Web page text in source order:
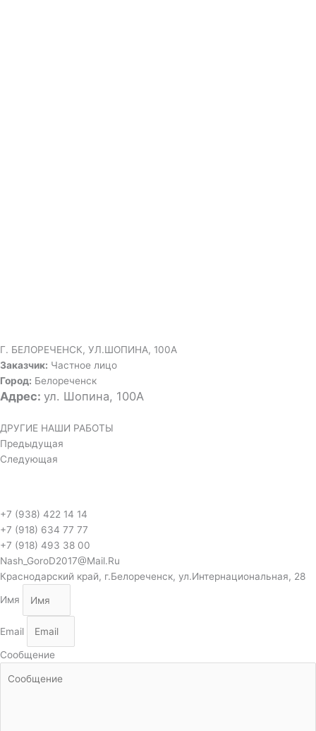
Г. БЕЛОРЕЧЕНСК, УЛ.ШОПИНА, 100А
Заказчик: Частное лицо
Город: Белореченск
Адрес: ул. Шопина, 100А
ДРУГИЕ НАШИ РАБОТЫ
Предыдущая
Следующая
+7 (938) 422 14 14
+7 (918) 634 77 77
+7 (918) 493 38 00
Nash_GoroD2017@Mail.Ru
Краснодарский край, г.Белореченск, ул.Интернациональная, 28
Имя
Email
Сообщение